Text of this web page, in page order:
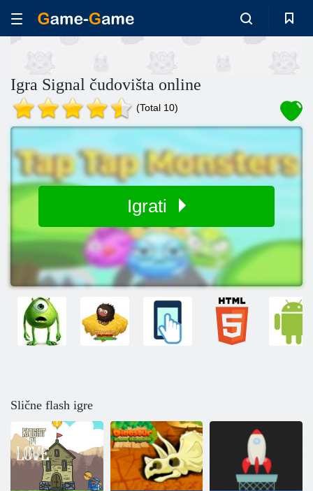
Igra Signal čudovišta online
(Total 10)
Igrati
Slične flash igre